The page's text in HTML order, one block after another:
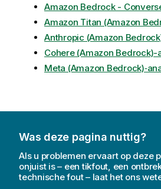
Amazon Bedrock -
Amazon Titan (Amazon
Anthropic (Amazon
Cohere (Amazon Bedrock)-
Meta (Amazon
Was deze pagina nuttig?
Als u problemen ervaart op deze
onjuist is – een tikfout, een
technische fout – laat het ons